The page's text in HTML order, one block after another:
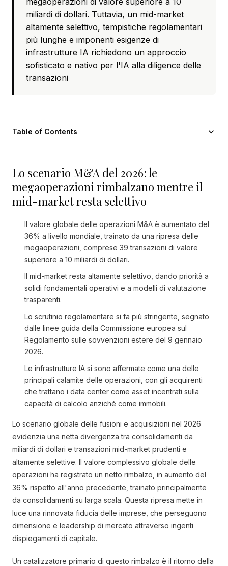
miliardi di dollari. Tuttavia, un mid-market
altamente selettivo, tempistiche regolamentari
più lunghe e imponenti esigenze di
infrastrutture IA richiedono un approccio
sofisticato e nativo per l'IA alla diligence delle
transazioni
Table of Contents
Lo scenario M&A del 2026: le
megaoperazioni rimbalzano mentre il
mid-market resta selettivo
Il valore globale delle operazioni M&A è aumentato del
36% a livello mondiale, trainato da una ripresa delle
megaoperazioni, comprese 39 transazioni di valore
superiore a 10 miliardi di dollari.
Il mid-market resta altamente selettivo, dando priorità a
solidi fondamentali operativi e a modelli di valutazione
trasparenti.
Lo scrutinio regolamentare si fa più stringente, segnato
dalle linee guida della Commissione europea sul
Regolamento sulle sovvenzioni estere del 9 gennaio
2026.
Le infrastrutture IA si sono affermate come una delle
principali calamite delle operazioni, con gli acquirenti
che trattano i data center come asset incentrati sulla
capacità di calcolo anziché come immobili.
Lo scenario globale delle fusioni e acquisizioni nel 2026
evidenzia una netta divergenza tra consolidamenti da
miliardi di dollari e transazioni mid-market prudenti e
altamente selettive. Il valore complessivo globale delle
operazioni ha registrato un netto rimbalzo, in aumento del
36% rispetto all'anno precedente, trainato principalmente
da consolidamenti su larga scala. Questa ripresa mette in
luce una rinnovata fiducia delle imprese, che perseguono
dimensione e leadership di mercato attraverso ingenti
dispiegamenti di capitale.
Un catalizzatore primario di questo rimbalzo è il ritorno della